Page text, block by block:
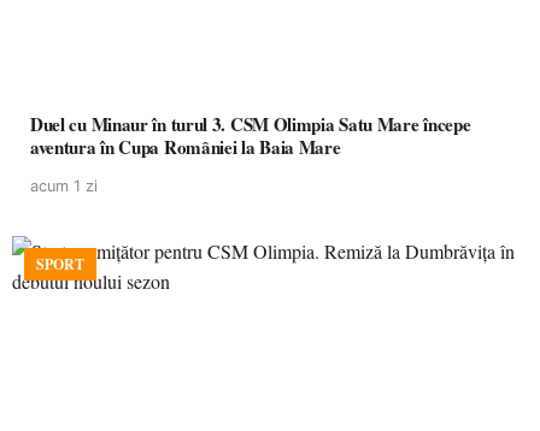
Duel cu Minaur în turul 3. CSM Olimpia Satu Mare începe
aventura în Cupa României la Baia Mare
acum 1 zi
SPORT